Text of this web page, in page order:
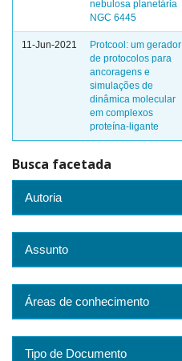
nebulosa planetária
NGC 6445
11-Jun-2021
Protcool: um gerador
de protocolos para
ancoragens e
simulações de
dinâmica molecular
em complexos
proteína-ligante
Busca facetada
Autoria
Assunto
Áreas de conhecimento
Tipo de Documento